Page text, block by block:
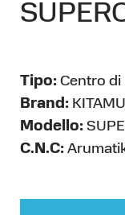
Tipo: Centro di
Brand:
Modello:
C.N.C: